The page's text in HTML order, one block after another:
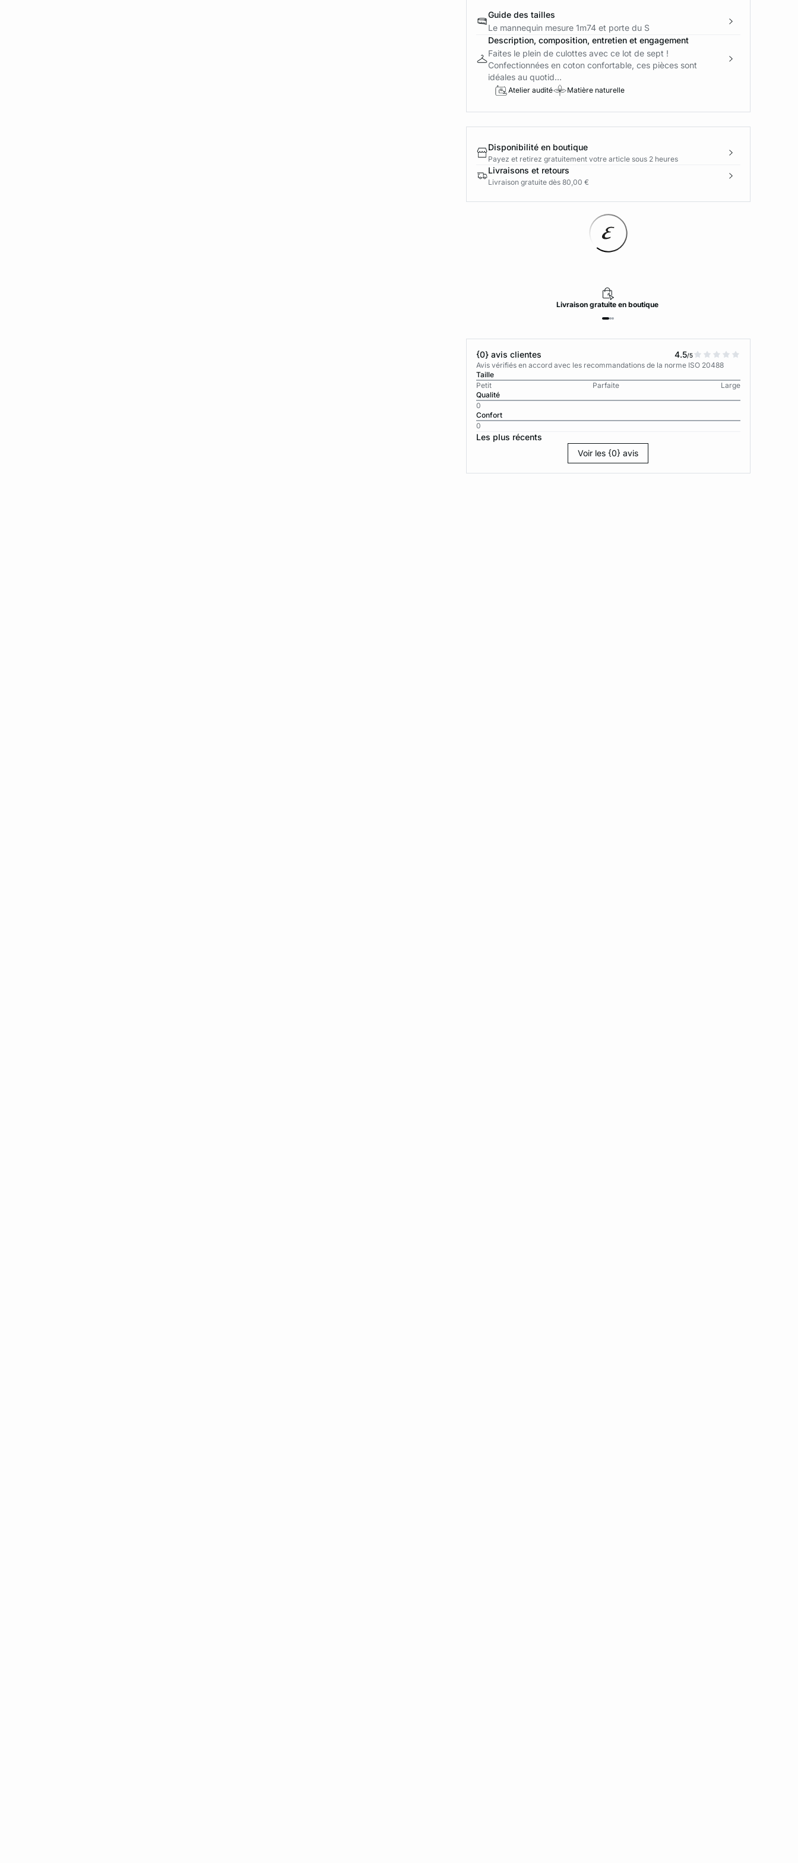
Guide des tailles
Le mannequin mesure 1m74 et porte du S
Description, composition, entretien et engagement
Faites le plein de culottes avec ce lot de sept !
Confectionnées en coton confortable, ces pièces sont
idéales au quotid...
Atelier audité Matière naturelle
Disponibilité en boutique
Payez et retirez gratuitement votre article sous 2 heures
Livraisons et retours
Livraison gratuite dès 80,00 €
Livraison gratuite en boutique
{0} avis clientes 4.5/5
Avis vérifiés en accord avec les recommandations de la norme ISO 20488
Taille
Petit
Parfaite
Large
Qualité
0
Confort
0
Les plus récents
Voir les {0} avis